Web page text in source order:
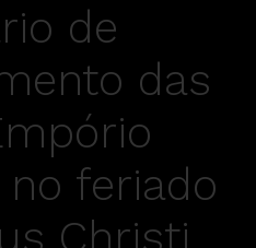
de
das
feriado
Christi